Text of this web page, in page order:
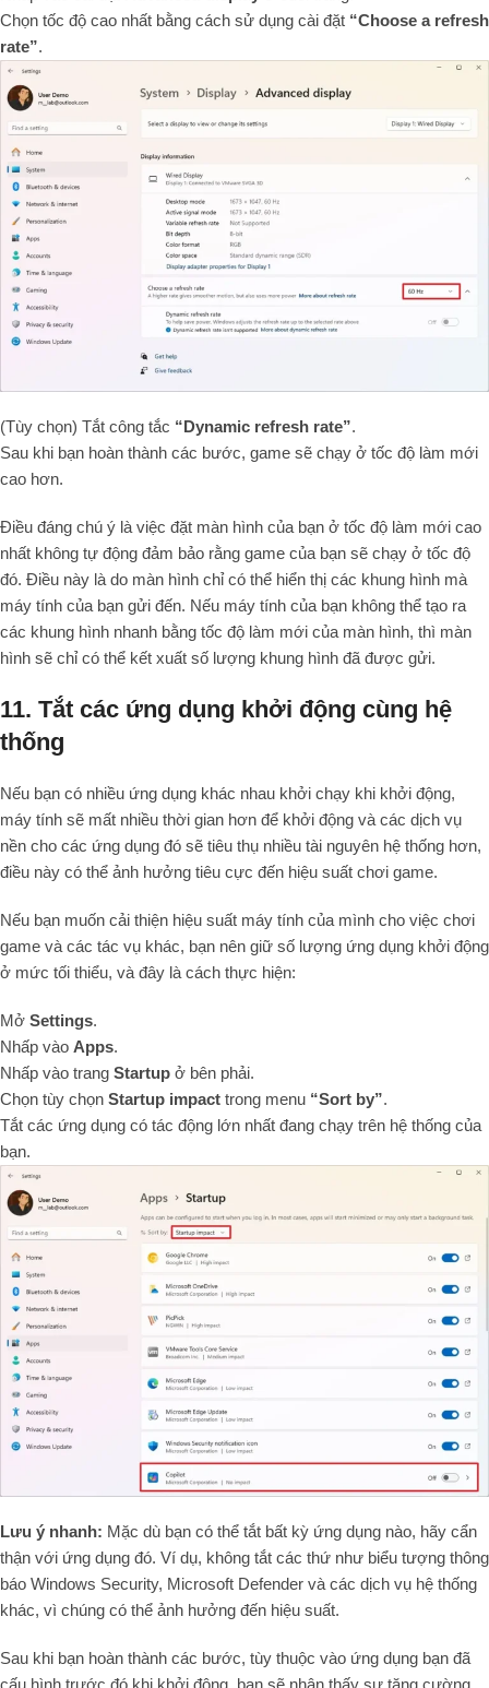
Chọn tốc độ cao nhất bằng cách sử dụng cài đặt “Choose a refresh
rate”.
(Tùy chọn) Tắt công tắc “Dynamic refresh rate”.
Sau khi bạn hoàn thành các bước, game sẽ chạy ở tốc độ làm mới
cao hơn.
Điều đáng chú ý là việc đặt màn hình của bạn ở tốc độ làm mới cao
nhất không tự động đảm bảo rằng game của bạn sẽ chạy ở tốc độ
đó. Điều này là do màn hình chỉ có thể hiển thị các khung hình mà
máy tính của bạn gửi đến. Nếu máy tính của bạn không thể tạo ra
các khung hình nhanh bằng tốc độ làm mới của màn hình, thì màn
hình sẽ chỉ có thể kết xuất số lượng khung hình đã được gửi.
11. Tắt các ứng dụng khởi động cùng hệ
thống
Nếu bạn có nhiều ứng dụng khác nhau khởi chạy khi khởi động,
máy tính sẽ mất nhiều thời gian hơn để khởi động và các dịch vụ
nền cho các ứng dụng đó sẽ tiêu thụ nhiều tài nguyên hệ thống hơn,
điều này có thể ảnh hưởng tiêu cực đến hiệu suất chơi game.
Nếu bạn muốn cải thiện hiệu suất máy tính của mình cho việc chơi
game và các tác vụ khác, bạn nên giữ số lượng ứng dụng khởi động
ở mức tối thiểu, và đây là cách thực hiện:
Mở Settings.
Nhấp vào Apps.
Nhấp vào trang Startup ở bên phải.
Chọn tùy chọn Startup impact trong menu “Sort by”.
Tắt các ứng dụng có tác động lớn nhất đang chạy trên hệ thống của
bạn.
Lưu ý nhanh: Mặc dù bạn có thể tắt bất kỳ ứng dụng nào, hãy cẩn
thận với ứng dụng đó. Ví dụ, không tắt các thứ như biểu tượng thông
báo Windows Security, Microsoft Defender và các dịch vụ hệ thống
khác, vì chúng có thể ảnh hưởng đến hiệu suất.
Sau khi bạn hoàn thành các bước, tùy thuộc vào ứng dụng bạn đã
cấu hình trước đó khi khởi động, bạn sẽ nhận thấy sự tăng cường